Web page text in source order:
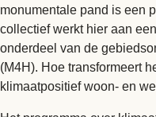
monumentale pand is een
collectief werkt hier aan
onderdeel van de
(M4H). Hoe transformeert
klimaatpositief woon- en